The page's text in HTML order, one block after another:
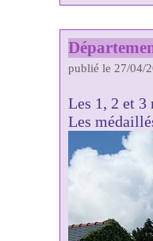
publié le 27/04/
Les 1, 2 et 3
Les